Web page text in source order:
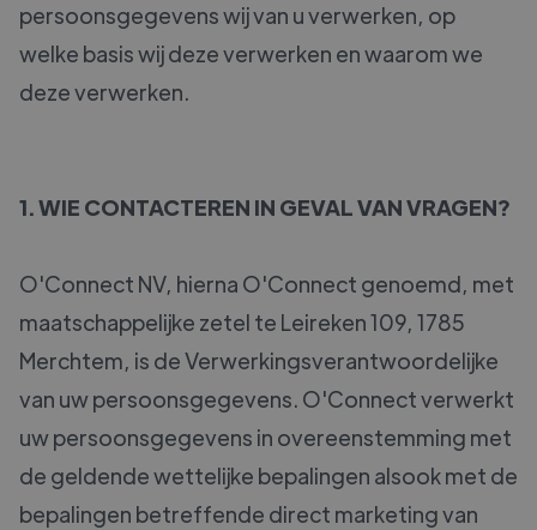
persoonsgegevens wij van u verwerken, op
welke basis wij deze verwerken en waarom we
deze verwerken.
1. WIE CONTACTEREN IN GEVAL VAN VRAGEN?
O'Connect NV, hierna O'Connect genoemd, met
maatschappelijke zetel te Leireken 109, 1785
Merchtem, is de Verwerkingsverantwoordelijke
van uw persoonsgegevens. O'Connect verwerkt
uw persoonsgegevens in overeenstemming met
de geldende wettelijke bepalingen alsook met de
bepalingen betreffende direct marketing van